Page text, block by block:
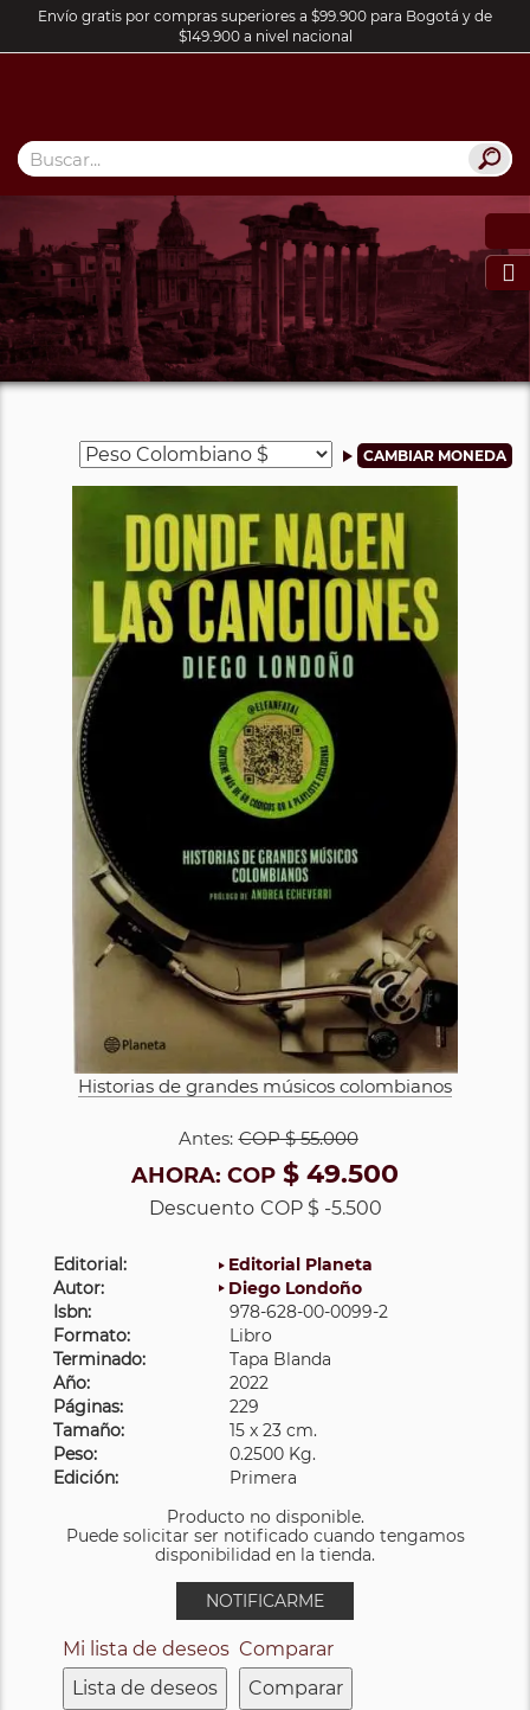
Envío gratis por compras superiores a $99.900 para Bogotá y de
$149.900 a nivel nacional

Historias de grandes músicos colombianos
Antes: COP$ 55.000
AHORA: COP $ 49.500
Descuento COP $ -5.500
Editorial:
Editorial Planeta
Autor:
Diego Londoño
Isbn:
978-628-00-0099-2
Formato:
Libro
Terminado:
Tapa Blanda
Año:
2022
Páginas:
229
Tamaño:
15 x 23 cm.
Peso:
0.2500 Kg.
Edición:
Primera
Producto no disponible.
Puede solicitar ser notificado cuando tengamos
disponibilidad en la tienda.
NOTIFICARME
Mi lista de deseos
Lista de deseos
Comparar
Comparar